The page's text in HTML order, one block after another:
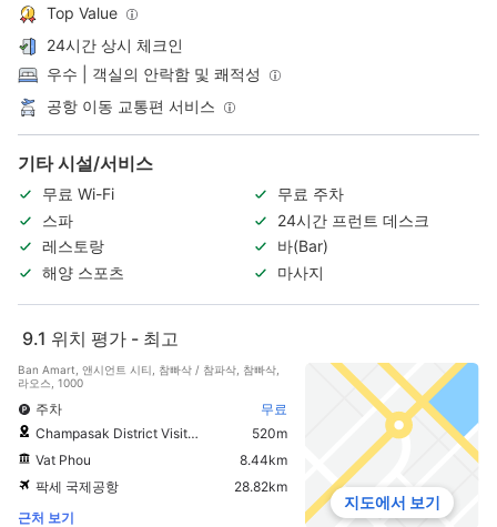
Top Value
24시간 상시 체크인
우수 | 객실의 안락함 및 쾌적성
공항 이동 교통편 서비스
기타 시설/서비스
무료 Wi-Fi
무료 주차
스파
24시간 프런트 데스크
레스토랑
바(Bar)
해양 스포츠
마사지
9.1 위치 평가 - 최고
Ban Amart, 앤시언트 시티, 참빠삭 / 참파삭, 참빠삭,
라오스, 1000
주차
무료
Champasak District Visitor Information Centre
520m
Vat Phou
8.44km
팍세 국제공항
28.82km
근처 보기
지도에서 보기